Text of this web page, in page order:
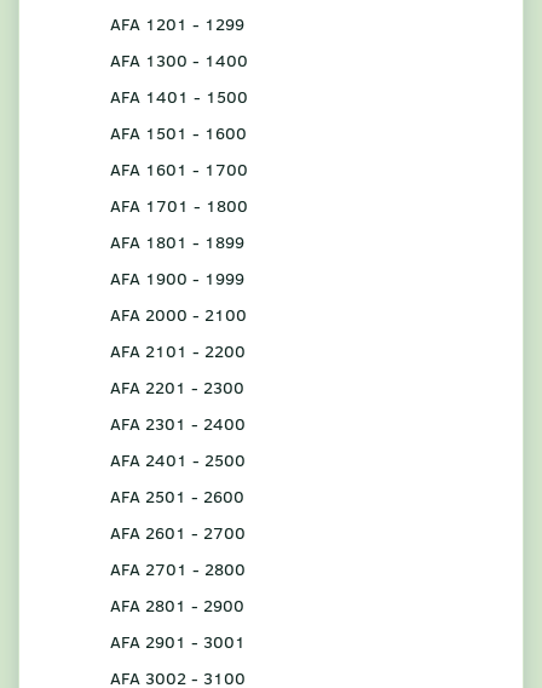
AFA 1201 - 1299
AFA 1300 - 1400
AFA 1401 - 1500
AFA 1501 - 1600
AFA 1601 - 1700
AFA 1701 - 1800
AFA 1801 - 1899
AFA 1900 - 1999
AFA 2000 - 2100
AFA 2101 - 2200
AFA 2201 - 2300
AFA 2301 - 2400
AFA 2401 - 2500
AFA 2501 - 2600
AFA 2601 - 2700
AFA 2701 - 2800
AFA 2801 - 2900
AFA 2901 - 3001
AFA 3002 - 3100